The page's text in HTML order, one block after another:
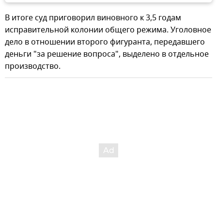
В итоге суд приговорил виновного к 3,5 годам
исправительной колонии общего режима. Уголовное
дело в отношении второго фигуранта, передавшего
деньги "за решение вопроса", выделено в отдельное
производство.